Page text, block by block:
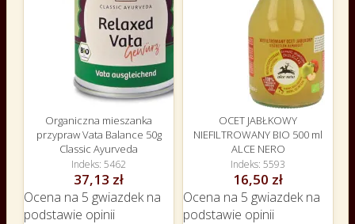
Organiczna mieszanka
przypraw Vata Balance 50g
Classic Ayurveda
Indeks 5462
37,13 zł
Ocena na 5 gwiazdek na
podstawie opinii
OCET JABŁKOWY
NIEFILTROWANY BIO 500 ml
ALCE NERO
Indeks 5593
16,50 zł
Ocena na 5 gwiazdek na
podstawie opinii